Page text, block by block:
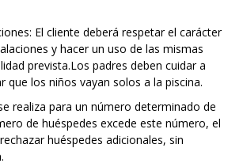
El cliente deberá respetar el carácter
y hacer un uso de las mismas
prevista.Los padres deben cuidar a
que los niños vayan solos a la piscina.
realiza para un número determinado de
de huéspedes excede este número, el
huéspedes adicionales, sin